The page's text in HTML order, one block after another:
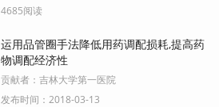
4685阅读
运用品管圈手法降低用药调配损耗,提高药
物调配经济性
贡献者： 吉林大学第一医院
发布时间： 2018-03-13